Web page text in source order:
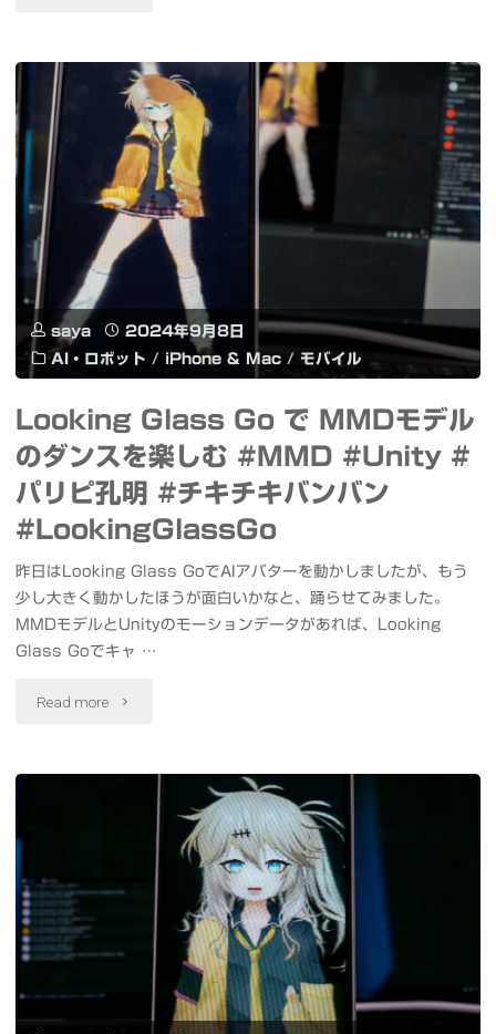
ー
ス
マ
ホ
iPhone
の
夢
着"
Go
ア
イ
ド
動
を
ア
ル
タ
イ
ム
ム
saya
2024年9月8日
AI・ロボット / iPhone & Mac / モバイル
Looking Glass Go で MMDモデル
のダンスを楽しむ #MMD #Unity #
パリピ孔明 #チキチキバンバン
#LookingGlassGo
昨日はLooking Glass GoでAIアバターを動かしましたが、もう
少し大きく動かしたほうが面白いかなと、踊らせてみました。
MMDモデルとUnityのモーションデータがあれば、Looking
Glass Goでキャ …
Read more "Looking